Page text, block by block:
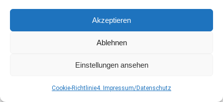
Akzeptieren
Ablehnen
Einstellungen ansehen
Cookie-Richtlinie4. Impressum/Datenschutz
unabhängig
Salzburg
+43 664 541
2021
office@wirtschaftsliste.com